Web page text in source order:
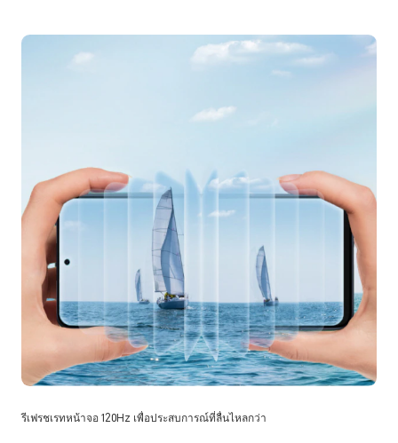
รีเฟรชเรทหน้าจอ 120Hz เพื่อประสบการณ์ที่ลื่นไหลกว่า